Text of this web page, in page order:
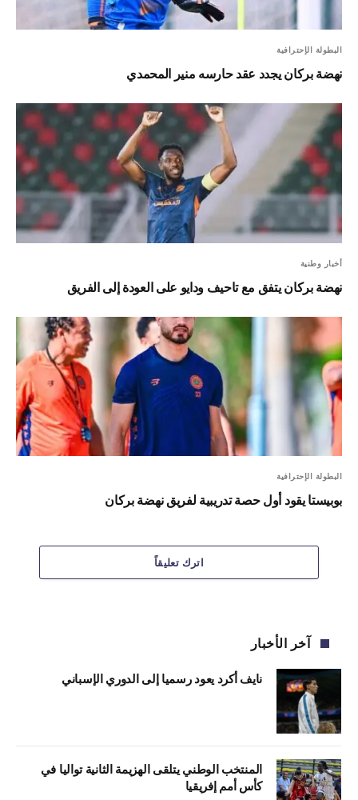
البطولة الإحترافية
نهضة بركان يجدد عقد حارسه منير المحمدي
أخبار وطنية
نهضة بركان يتفق مع تاحيف ودايو على العودة إلى الفريق
البطولة الإحترافية
بوبيستا يقود أول حصة تدريبية لفريق نهضة بركان
اترك تعليقاً
آخر الأخبار
نايف أكرد يعود رسميا إلى الدوري الإسباني
المنتخب الوطني يتلقى الهزيمة الثانية تواليا في
كأس أمم إفريقيا